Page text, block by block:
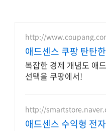
http://
애드센스 쿠팡 탄탄
복잡한 경제 개념도 애
선택을 쿠팡에서!
http://
애드센스 수익형 전